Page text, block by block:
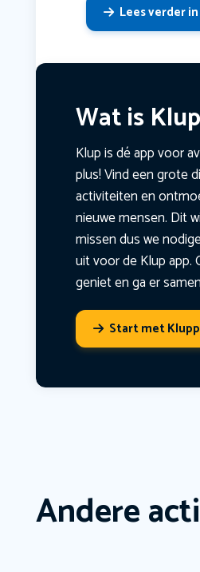
Lees verder
Wat is
Klup is dé app voor
plus! Vind een grote
activiteiten en
nieuwe mensen. Dit
missen dus we
uit voor de Klup app.
geniet en ga er
Start met
Andere